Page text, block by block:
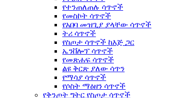
የተንጠለጠሉ ሳጥኖች
የመስኮት ሳጥኖች
የአበባ መዝጊያ ያላቸው ሳጥኖች
ትሪ ሳጥኖች
የስጦታ ሳጥኖች ከእጅ ጋር
ኤንቨሎፕ ሳጥኖች
የመጽሐፍ ሳጥኖች
ልዩ ቅርጽ ያለው ሳጥን
የማሳያ ሳጥኖች
የሶስት ማዕዘን ሳጥኖች
የቅንጦት ግትር የስጦታ ሳጥኖች